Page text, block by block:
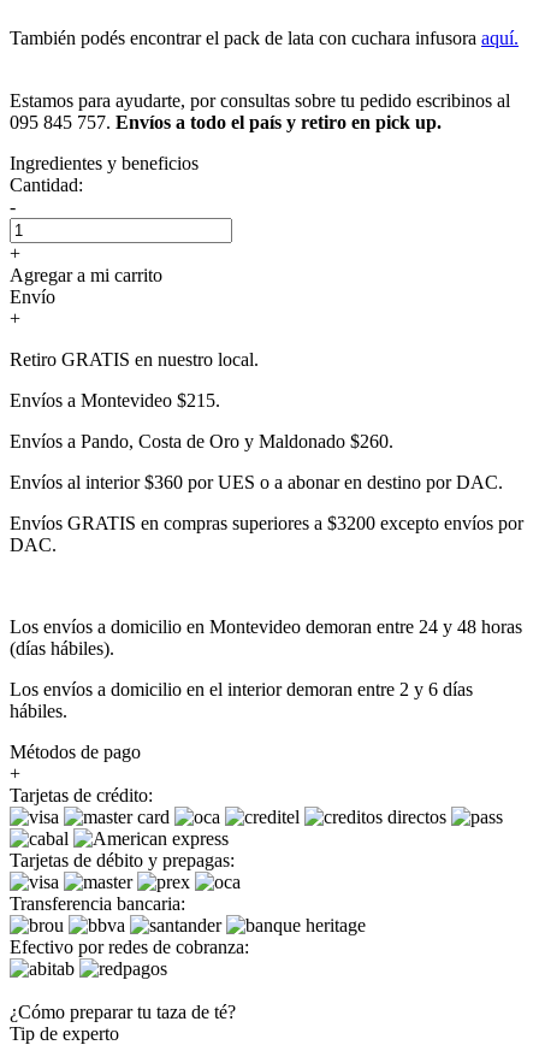
También podés encontrar el pack de lata con cuchara infusora aquí.
Estamos para ayudarte, por consultas sobre tu pedido escribinos al
095 845 757. Envíos a todo el país y retiro en pick up.
Ingredientes y beneficios
Cantidad:
-
+
Agregar a mi carrito
Envío
+
Retiro GRATIS en nuestro local.
Envíos a Montevideo $215.
Envíos a Pando, Costa de Oro y Maldonado $260.
Envíos al interior $360 por UES o a abonar en destino por DAC.
Envíos GRATIS en compras superiores a $3200 excepto envíos por
DAC.
Los envíos a domicilio en Montevideo demoran entre 24 y 48 horas
(días hábiles).
Los envíos a domicilio en el interior demoran entre 2 y 6 días
hábiles.
Métodos de pago
+
Tarjetas de crédito:
Tarjetas de débito y prepagas:
Transferencia bancaria:
Efectivo por redes de cobranza:
¿Cómo preparar tu taza de té?
Tip de experto